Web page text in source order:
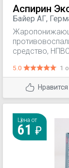
Аспирин
Байер АГ,
средство,
менструациях,
спине; —
простудных и
заболеваниях
5.0 1
Нравится
Цена от
61